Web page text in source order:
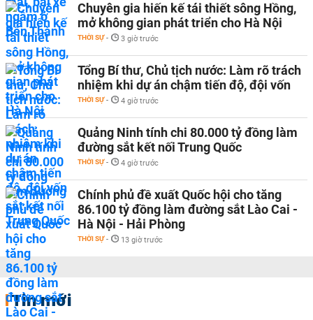
Chuyên gia hiến kế tái thiết sông Hồng,
mở không gian phát triển cho Hà Nội
THỜI SỰ - 3 giờ trước
Tổng Bí thư, Chủ tịch nước: Làm rõ trách
nhiệm khi dự án chậm tiến độ, đội vốn
THỜI SỰ - 4 giờ trước
Quảng Ninh tính chi 80.000 tỷ đồng làm
đường sắt kết nối Trung Quốc
THỜI SỰ - 4 giờ trước
Chính phủ đề xuất Quốc hội cho tăng
86.100 tỷ đồng làm đường sắt Lào Cai -
Hà Nội - Hải Phòng
THỜI SỰ - 13 giờ trước
Tin mới